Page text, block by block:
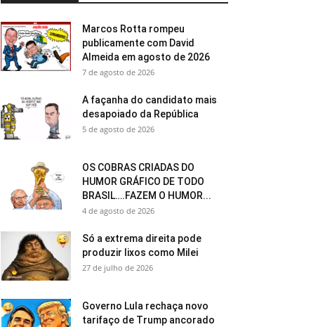
Marcos Rotta rompeu
publicamente com David
Almeida em agosto de 2026
7 de agosto de 2026
A façanha do candidato mais
desapoiado da República
5 de agosto de 2026
OS COBRAS CRIADAS DO
HUMOR GRÁFICO DE TODO
BRASIL….FAZEM O HUMOR...
4 de agosto de 2026
Só a extrema direita pode
produzir lixos como Milei
27 de julho de 2026
Governo Lula rechaça novo
tarifaço de Trump ancorado